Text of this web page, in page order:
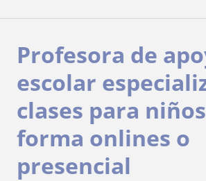
Profesora de
escolar
clases para
forma onlines o
presencial